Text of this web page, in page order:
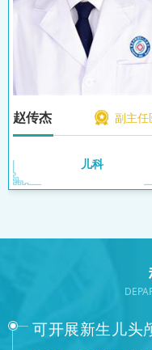
赵传杰 副主任
儿科
可开展新生儿头